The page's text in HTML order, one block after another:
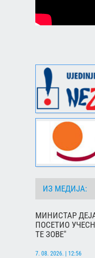
ИЗ МЕДИЈА:
МИНИСТАР
ПОСЕТИО
ТЕ ЗОВЕ"
7. 08. 2026. | 12:56